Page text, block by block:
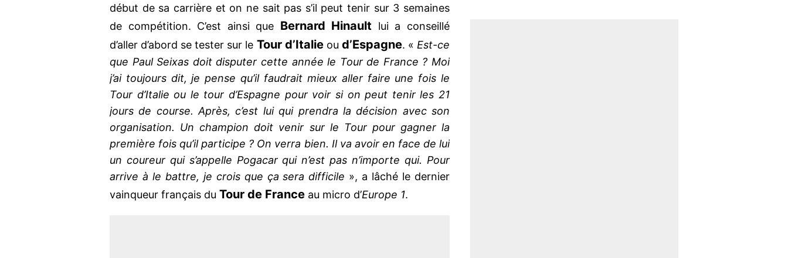
début de sa carrière et on ne sait pas s’il peut tenir sur 3 semaines
de compétition. C’est ainsi que Bernard Hinault lui a conseillé
d’aller d’abord se tester sur le Tour d’Italieou d’Espagne. «Est-ce
que Paul Seixas doit disputer cette année le Tour de France ? Moi
j’ai toujours dit, je pense qu’il faudrait mieux aller faire une fois le
Tour d’Italie ou le tour d’Espagne pour voir si on peut tenir les 21
jours de course. Après, c’est lui qui prendra la décision avec son
organisation. Un champion doit venir sur le Tour pour gagner la
première fois qu’il participe ? On verra bien. Il va avoir en face de lui
un coureur qui s’appelle Pogacar qui n’est pas n’importe qui. Pour
arrive à le battre, je crois que ça sera difficile », a lâché le dernier
vainqueur français du Tour de France au micro d’Europe 1.